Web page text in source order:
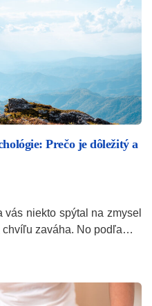
Prečo je dôležitý a
niekto spýtal na zmysel
chvíľu zaváha. No podľa…